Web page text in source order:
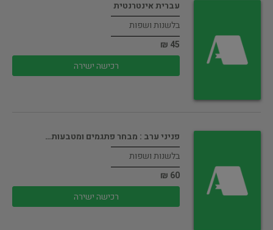
עברית אינטרנטית
בלשנות ושפות
45 ₪
רכישה ישירה
פניני ערב : מבחר פתגמים ומטבעות…
בלשנות ושפות
60 ₪
רכישה ישירה